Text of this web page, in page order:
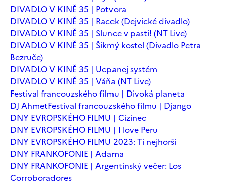
DIVADLO V KINĚ 35 | Potvora
DIVADLO V KINĚ 35 | Racek (Dejvické divadlo)
DIVADLO V KINĚ 35 | Slunce v pasti! (NT Live)
DIVADLO V KINĚ 35 | Šikmý kostel (Divadlo Petra
Bezruče)
DIVADLO V KINĚ 35 | Ucpanej systém
DIVADLO V KINĚ 35 | Váňa (NT Live)
Festival francouzského filmu | Divoká planeta
DJ AhmetFestival francouzského filmu | Django
DNY EVROPSKÉHO FILMU | Cizinec
DNY EVROPSKÉHO FILMU | I love Peru
DNY EVROPSKÉHO FILMU 2023: Ti nejhorší
DNY FRANKOFONIE | Adama
DNY FRANKOFONIE | Argentinský večer: Los
Corroboradores